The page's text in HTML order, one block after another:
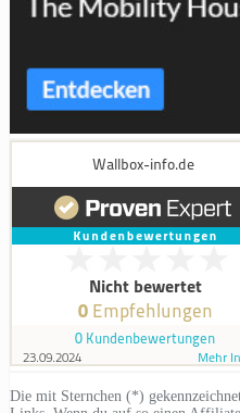
Die mit Sternchen (*)